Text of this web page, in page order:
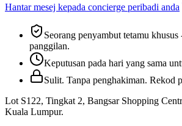
Hantar mesej kepada concierge peribadi anda
Seorang penyambut tetamu khusus
panggilan.
Keputusan pada hari yang sama
Sulit. Tanpa penghakiman. Rekod
Lot S122, Tingkat 2, Bangsar Shopping
Kuala Lumpur.